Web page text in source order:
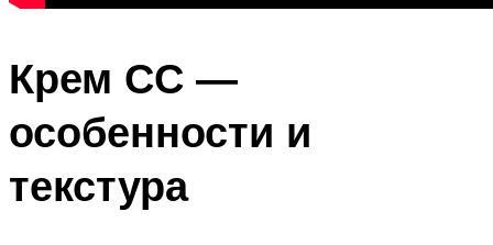
Крем СС ―
особенности и
текстура